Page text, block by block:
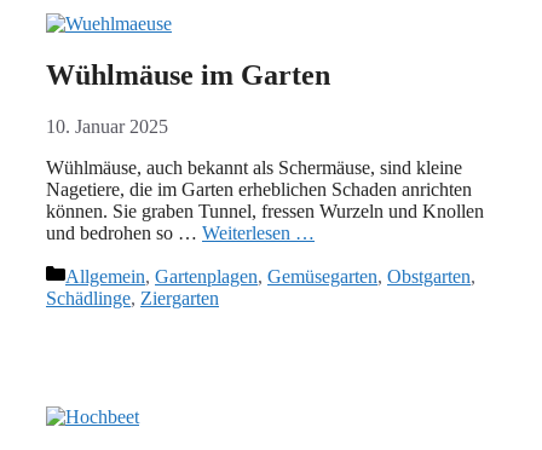
Wühlmäuse im Garten
10. Januar 2025
Wühlmäuse, auch bekannt als Schermäuse, sind kleine
Nagetiere, die im Garten erheblichen Schaden anrichten
können. Sie graben Tunnel, fressen Wurzeln und Knollen
und bedrohen so … Weiterlesen …
Kategorien
Allgemein, Gartenplagen, Gemüsegarten, Obstgarten,
Schädlinge, Ziergarten